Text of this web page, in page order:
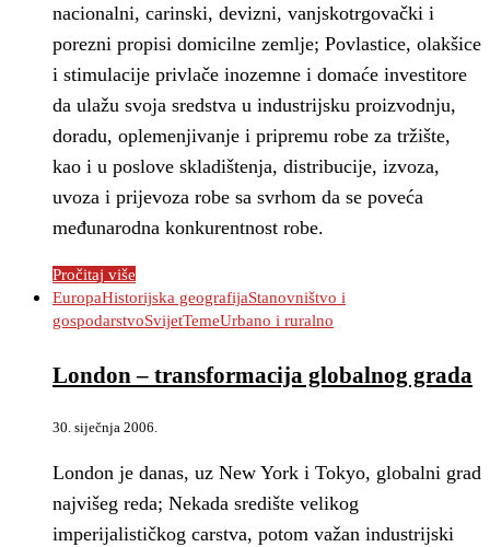
nacionalni, carinski, devizni, vanjskotrgovački i
porezni propisi domicilne zemlje; Povlastice, olakšice
i stimulacije privlače inozemne i domaće investitore
da ulažu svoja sredstva u industrijsku proizvodnju,
doradu, oplemenjivanje i pripremu robe za tržište,
kao i u poslove skladištenja, distribucije, izvoza,
uvoza i prijevoza robe sa svrhom da se poveća
međunarodna konkurentnost robe.
Pročitaj više
EuropaHistorijska geografijaStanovništvo i
gospodarstvoSvijetTemeUrbano i ruralno
London – transformacija globalnog grada
30. siječnja 2006.
London je danas, uz New York i Tokyo, globalni grad
najvišeg reda; Nekada središte velikog
imperijalističkog carstva, potom važan industrijski